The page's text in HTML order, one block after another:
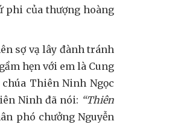
phi của thượng hoàng
sợ vạ lây đành tránh
hẹn với em là Cung
Thiên Ninh Ngọc
Ninh đã nói: “Thiên
phó chưởng Nguyễn